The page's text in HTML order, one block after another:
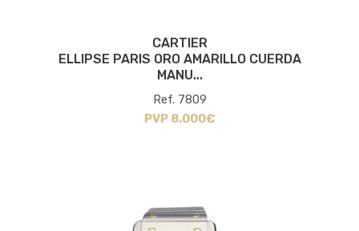
CARTIER
ELLIPSE PARIS ORO AMARILLO CUERDA
MANU...
Ref. 7809
PVP 8.000€